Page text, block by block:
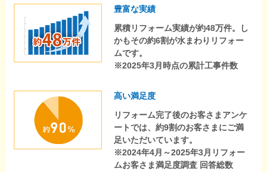
豊富な実績
累積リフォーム実績が約48万件。し
かもその約6割が水まわりリフォー
ムです。
※2025年3月時点の累計工事件数
高い満足度
リフォーム完了後のお客さまアンケ
ートでは、約9割のお客さまにご満
足いただいています。
※2024年4月～2025年3月リフォー
ムお客さま満足度調査 回答総数